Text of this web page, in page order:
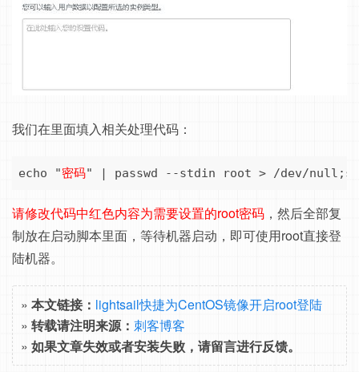
我们在里面填入相关处理代码：
echo "密码" | passwd --stdin root > /dev/
请修改代码中红色内容为需要设置的root密码 ，然后全部复
制放在启动脚本里面，等待机器启动，即可使用root直接登
陆机器。
» 本文链接： lightsail快捷为CentOS镜像开启root登陆
» 转载请注明来源： 刺客博客
» 如果文章失效或者安装失败，请留言进行反馈。